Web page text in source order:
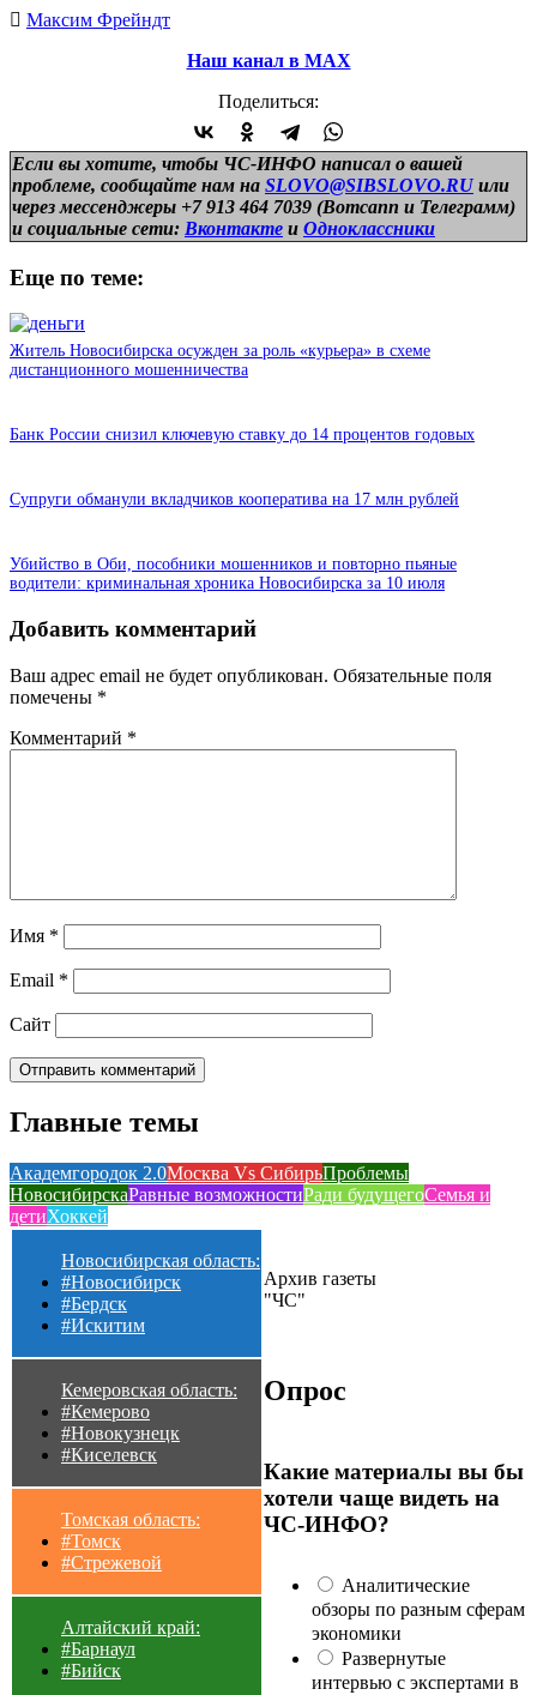
Максим Фрейндт
Наш канал в МАХ
Поделиться:
Если вы хотите, чтобы ЧС-ИНФО написал о вашей
проблеме, сообщайте нам на SLOVO@SIBSLOVO.RU или
через мессенджеры +7 913 464 7039 (Вотсапп и Телеграмм)
и социальные сети: Вконтакте и Одноклассники
Еще по теме:
Житель Новосибирска осужден за роль «курьера» в схеме
дистанционного мошенничества
Банк России снизил ключевую ставку до 14 процентов годовых
Супруги обманули вкладчиков кооператива на 17 млн рублей
Убийство в Оби, пособники мошенников и повторно пьяные
водители: криминальная хроника Новосибирска за 10 июля
Добавить комментарий
Ваш адрес email не будет опубликован. Обязательные поля
помечены *
Комментарий *
Имя *
Email *
Сайт
Главные темы
Академгородок 2.0Москва Vs СибирьПроблемы
НовосибирскаРавные возможностиРади будущегоСемья и
детиХоккей
Новосибирская область:
#Новосибирск
#Бердск
#Искитим
Кемеровская область:
#Кемерово
#Новокузнецк
#Киселевск
Томская область:
#Томск
#Стрежевой
Алтайский край:
#Барнаул
#Бийск
Архив газеты
"ЧС"
Опрос
Какие материалы вы бы
хотели чаще видеть на
ЧС-ИНФО?
Аналитические
обзоры по разным сферам
экономики
Развернутые
интервью с экспертами в